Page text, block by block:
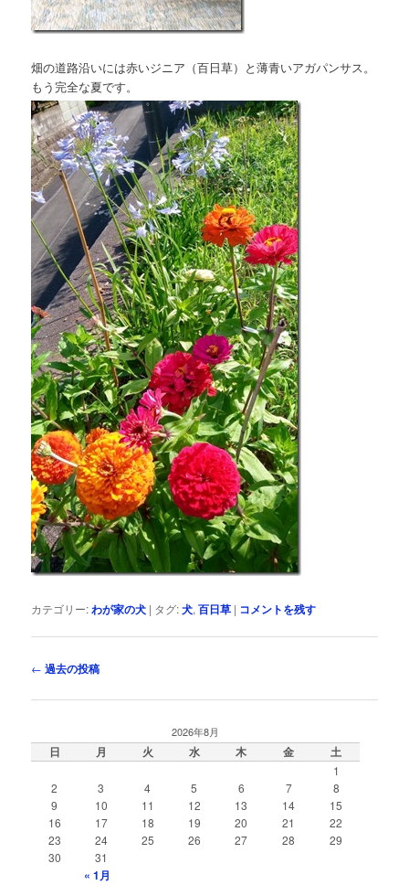
畑の道路沿いには赤いジニア（百日草）と薄青いアガパンサス。
もう完全な夏です。
カテゴリー: わが家の犬 | タグ:犬,百日草 | コメントを残す
投
ナ
ゲ
ー
← 過去の投稿
2026年8月
日 月 火 水 木 金 土
1
2
3 4 5 6 7
8
9
10 11 12 13 14
15
16
17 18 19 20 21
22
23
24 25 26 27 28
29
30
31
« 1月